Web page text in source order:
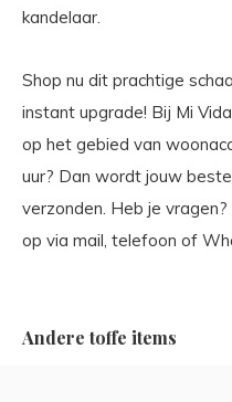
kandelaar.
Shop nu dit prachtige
instant upgrade! Bij Mi
op het gebied van
uur? Dan wordt jouw
verzonden. Heb je
op via mail, telefoon of
Andere toffe items